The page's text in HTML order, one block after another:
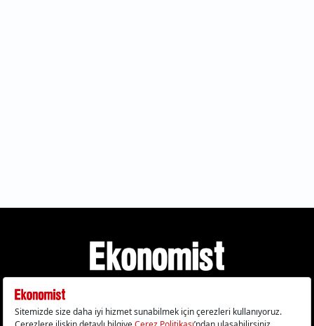
Gizlilik Politikası Çerez Politikası Çerezleri Sıfırla